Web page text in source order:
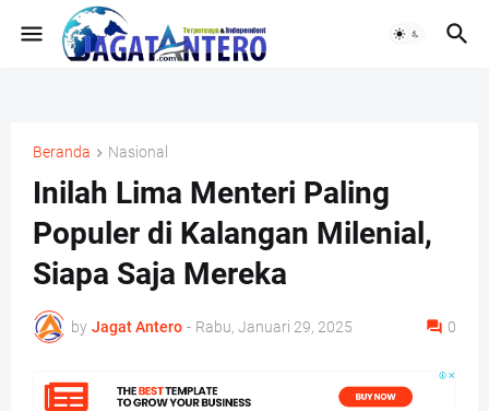
Beranda Nasional
Inilah Lima Menteri Paling
Populer di Kalangan Milenial,
Siapa Saja Mereka
by Jagat Antero - Rabu, Januari 29, 2025 0